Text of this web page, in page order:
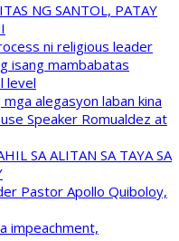
NG SANTOL, PATAY
ni religious leader
isang mambabatas
level
alegasyon laban kina
Speaker Romualdez at
SA ALITAN SA TAYA SA
Pastor Apollo Quiboloy,
impeachment,